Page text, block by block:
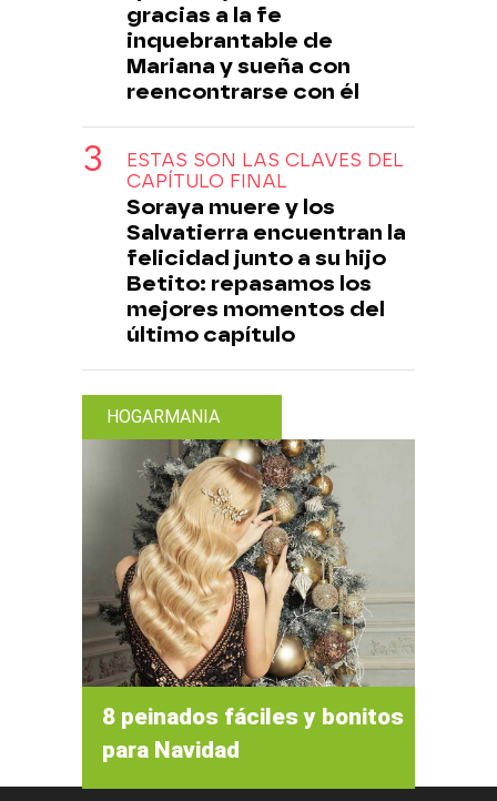
gracias a la fe
inquebrantable de
Mariana y sueña con
reencontrarse con él
ESTAS SON LAS CLAVES DEL
CAPÍTULO FINAL
Soraya muere y los
Salvatierra encuentran la
felicidad junto a su hijo
Betito: repasamos los
mejores momentos del
último capítulo
HOGARMANIA
8 peinados fáciles y bonitos
para Navidad